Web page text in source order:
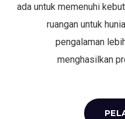
ada untuk memenuhi
ruangan untuk
pengalaman
menghasilkan